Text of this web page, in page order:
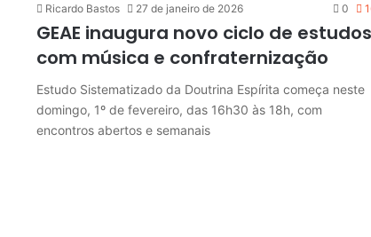
Ricardo Bastos 27 de janeiro de 2026 0
GEAE inaugura novo ciclo de estudos
com música e confraternização
Estudo Sistematizado da Doutrina Espírita começa neste
domingo, 1º de fevereiro, das 16h30 às 18h, com
encontros abertos e semanais